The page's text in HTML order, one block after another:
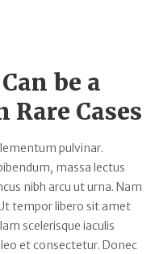
be a
Rare Cases
pulvinar.
massa lectus
nibh arcu ut urna. Nam
tempor libero sit amet
scelerisque iaculis
et consectetur. Donec